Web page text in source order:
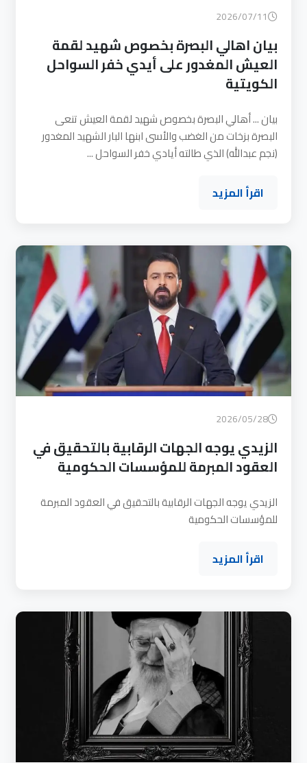
2026/07/11
بيان اهالي البصرة بخصوص شهيد لقمة
العيش المغدور على أيدي خفر السواحل
الكويتية
بيان ... أهالي البصرة بخصوص شهيد لقمة العيش تنعى
البصرة بزخات من الغضب والأسى ابنها البار الشهيد المغدور
(نجم عبدالله) الذي طالته أيادي خفر السواحل ...
اقرأ المزيد
2026/05/28
الزيدي يوجه الجهات الرقابية بالتحقيق في
العقود المبرمة للمؤسسات الحكومية
الزيدي يوجه الجهات الرقابية بالتحقيق في العقود المبرمة
للمؤسسات الحكومية
اقرأ المزيد